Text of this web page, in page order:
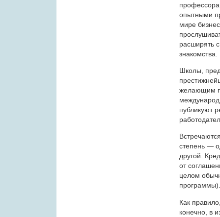
опытными
мире
расширять
знакомства.
Школы,
желающим
публикуют
степень —
другой.
от
целом
программы).
Как
конечно, в